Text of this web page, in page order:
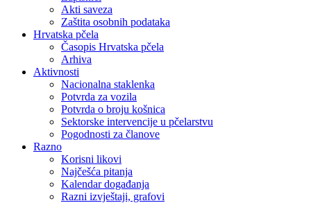
Akti saveza
Zaštita osobnih podataka
Hrvatska pčela
Časopis Hrvatska pčela
Arhiva
Aktivnosti
Nacionalna staklenka
Potvrda za vozila
Potvrda o broju košnica
Sektorske intervencije u pčelarstvu
Pogodnosti za članove
Razno
Korisni likovi
Najčešća pitanja
Kalendar događanja
Razni izvještaji, grafovi